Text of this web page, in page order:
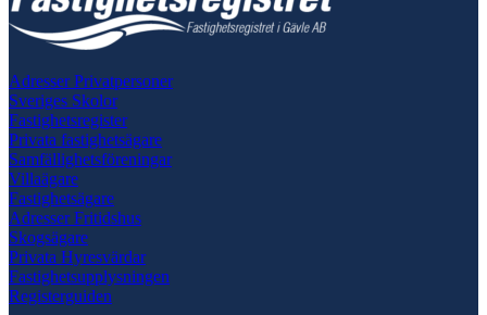
Adresser Privatpersoner
Sveriges Skolor
Fastighetsregister
Privata fastighetsägare
Samfällighetsföreningar
Villaägare
Fastighetsägare
Adresser Fritidshus
Skogsägare
Privata Hyresvärdar
Fastighetsupplysningen
Registerguiden